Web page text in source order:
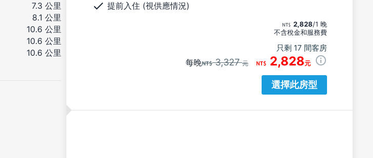
提前入住 (視供應情況)
2,828/1 晚
不含稅金和服務費
只剩 17 間客房
每晚 3,327元 2,828元
選擇此房型
7.3 公里
8.1 公里
10.6 公里
10.6 公里
10.6 公里